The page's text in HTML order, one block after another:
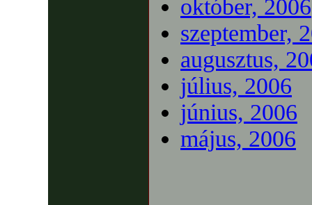
október, 2006
szeptember,
augusztus,
július, 2006
június, 2006
május, 2006